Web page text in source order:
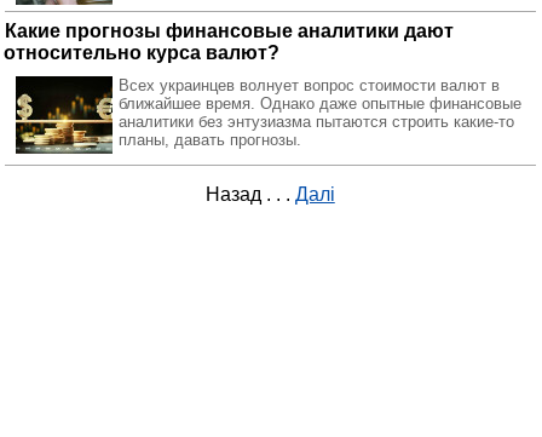
Какие прогнозы финансовые аналитики дают
относительно курса валют?
Всех украинцев волнует вопрос стоимости валют в
ближайшее время. Однако даже опытные финансовые
аналитики без энтузиазма пытаются строить какие-то
планы, давать прогнозы.
Назад . . . Далі